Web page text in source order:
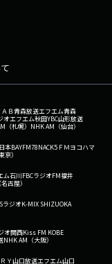
ＡＢ青森放送エフエム青森
オエフエム秋田YBC山形放送
（札幌） NHK AM（仙台）
本BAYFM78NACK5 ＦＭヨコハマ
京）
ム石川FBCラジオFM福井
古屋）
ラジオK-MIX SHIZUOKA
オ関西Kiss FM KOBE
NHK AM（大阪）
Ｙ山口放送エフエム山口